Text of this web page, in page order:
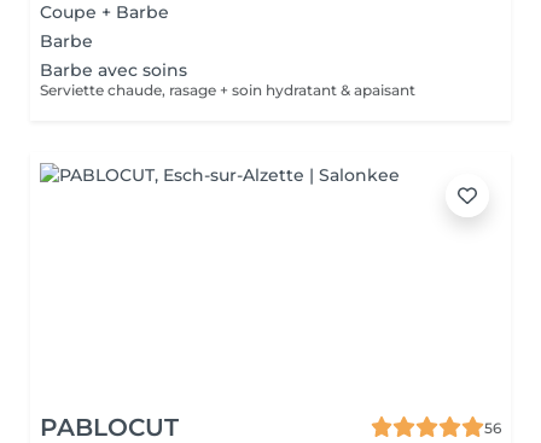
Coupe + Barbe
Barbe
Barbe avec soins
Serviette chaude, rasage + soin hydratant & apaisant
PABLOCUT
56